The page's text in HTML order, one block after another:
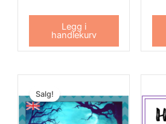
Legg i
handlekurv
Salg!
pris
var:
pris
er: